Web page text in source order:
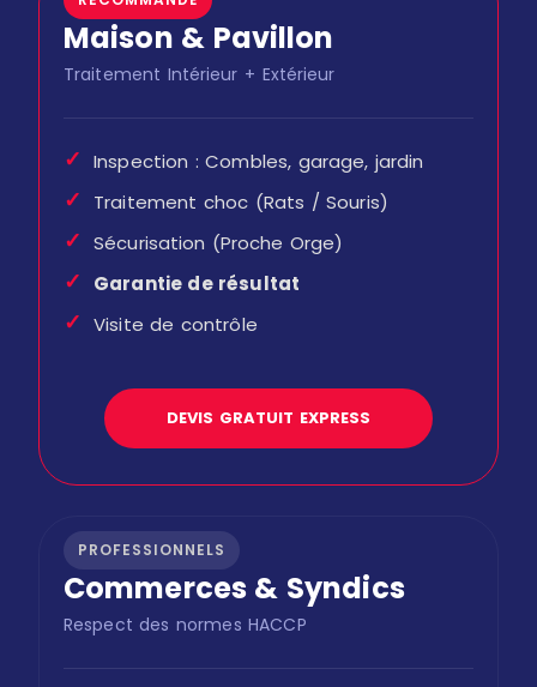
Maison & Pavillon
Traitement Intérieur + Extérieur
✓ Inspection : Combles, garage, jardin
✓ Traitement choc (Rats / Souris)
✓ Sécurisation (Proche Orge)
✓ Garantie de résultat
✓ Visite de contrôle
DEVIS GRATUIT EXPRESS
PROFESSIONNELS
Commerces & Syndics
Respect des normes HACCP